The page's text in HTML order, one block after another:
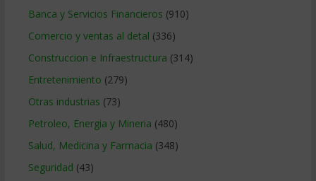
Banca y Servicios Financieros (910)
Comercio y ventas al detal (336)
Construccion e Infraestructura (314)
Entretenimiento (279)
Otras industrias (73)
Petroleo, Energia y Mineria (480)
Salud, Medicina y Farmacia (348)
Seguridad (43)